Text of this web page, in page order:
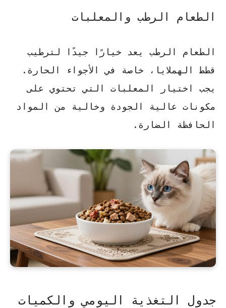
الطعام الرطب والمعلبات
الطعام الرطب يعد خيارًا جيدًا لترطيب
قطط الهملايا، خاصة في الأجواء الحارة.
يجب اختيار المعلبات التي تحتوي على
مكونات عالية الجودة وخالية من المواد
الحافظة الضارة.
جدول التغذية اليومي والكميات